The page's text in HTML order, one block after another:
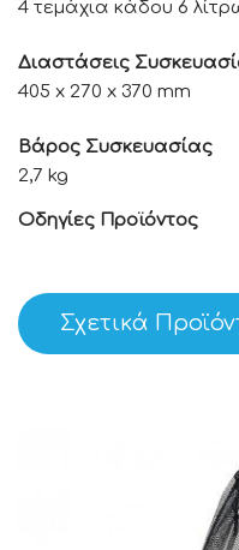
4 τεμάχια κάδου 6
Διαστάσεις
405 x 270 x 370 mm
Βάρος Συσκευασίας
2,7 kg
Οδηγίες Προϊόντος
Σχετικά